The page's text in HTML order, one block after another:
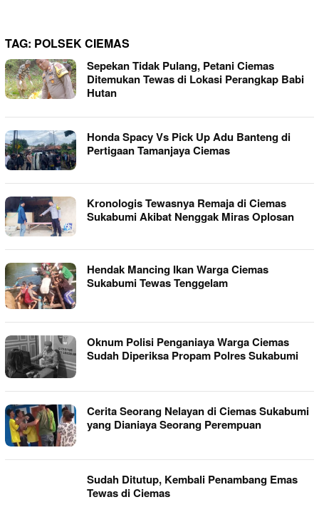
TAG: POLSEK CIEMAS
Sepekan Tidak Pulang, Petani Ciemas
Ditemukan Tewas di Lokasi Perangkap Babi
Hutan
Honda Spacy Vs Pick Up Adu Banteng di
Pertigaan Tamanjaya Ciemas
Kronologis Tewasnya Remaja di Ciemas
Sukabumi Akibat Nenggak Miras Oplosan
Hendak Mancing Ikan Warga Ciemas
Sukabumi Tewas Tenggelam
Oknum Polisi Penganiaya Warga Ciemas
Sudah Diperiksa Propam Polres Sukabumi
Cerita Seorang Nelayan di Ciemas Sukabumi
yang Dianiaya Seorang Perempuan
Sudah Ditutup, Kembali Penambang Emas
Tewas di Ciemas